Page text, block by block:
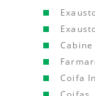
Coifa